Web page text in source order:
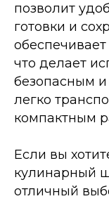
позволит
готовки и
что делает
безопасным
легко
компактным
Если вы
кулинарный
отличный